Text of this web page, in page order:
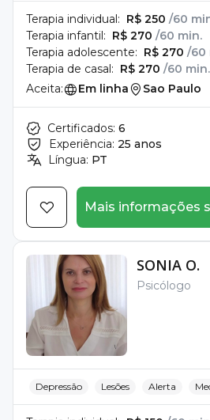
Terapia individual: R$ 250 /60
Terapia infantil: R$ 270 /60 min.
Terapia adolescente: R$ 270 /60
Terapia de casal: R$ 270 /60 min.
Aceita:
Em linha Sao Paulo
Certificados: 6
Experiência: 25 anos
Língua: PT
Mais informações
SONIA O.
Psicólogo
Depressão Lesões Alerta